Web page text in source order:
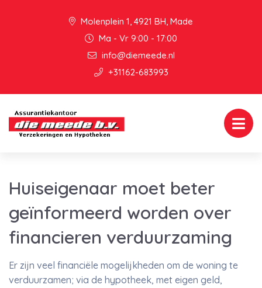
Molenplein 1, 4921 BH, Made
Ma - Vr 9:00 - 17:00
info@diemeede.nl
+31162-683993
Huiseigenaar moet beter
geïnformeerd worden over
financieren verduurzaming
Er zijn veel financiële mogelijkheden om de woning te
verduurzamen; via de hypotheek, met eigen geld,